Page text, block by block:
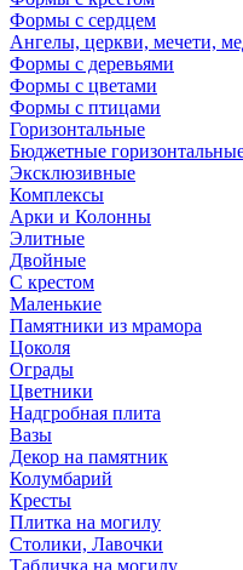
Формы с сердцем
Ангелы, церкви, мечети,
Формы с деревьями
Формы с цветами
Формы с птицами
Горизонтальные
Бюджетные
Эксклюзивные
Комплексы
Арки и Колонны
Элитные
Двойные
С крестом
Маленькие
Памятники из мрамора
Цоколя
Ограды
Цветники
Надгробная плита
Вазы
Декор на памятник
Колумбарий
Кресты
Плитка на могилу
Столики, Лавочки
Табличка на могилу